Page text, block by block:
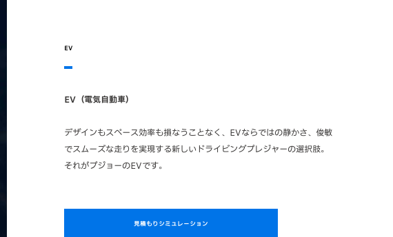
EV（電気自動車）
デザインもスペース効率も損なうことなく、EVならではの静かさ、俊敏
でスムーズな走りを実現する新しいドライビングプレジャーの選択肢。
それがプジョーのEVです。
見積もりシミュレーション
EV